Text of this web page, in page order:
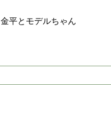
金平とモデルちゃん